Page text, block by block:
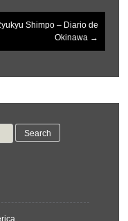
Shimpo – Diario de
Okinawa →